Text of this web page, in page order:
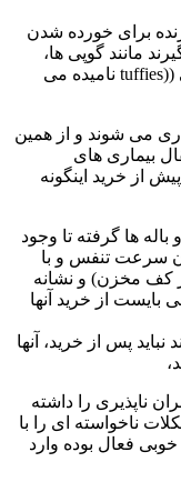
برای خورده شدن
مانند گوپی ها،
ماهی طلایی و ماهی هایی که اصطلاحا تافی ((tuffies نامیده می
می شوند و از همین
بیماری های
از خرید اینگونه
ها گرفته تا وجود
سرعت تنفس و با
کف مخزن) و نشانه
بایست از خرید آنها
پس از خرید، آنها
ناپذیری را داشته
ناخواسته ای را با
فعال بوده وارد